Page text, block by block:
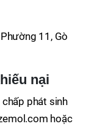
11, Gò
nại
chấp phát sinh
hoặc